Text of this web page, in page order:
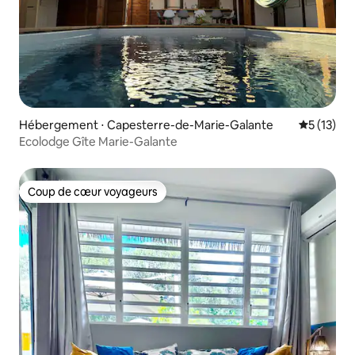
Hébergement ⋅ Capesterre-de-Marie-Galante
5 (13)
Ecolodge Gîte Marie-Galante
Coup de cœur voyageurs
Coup de cœur voyageurs